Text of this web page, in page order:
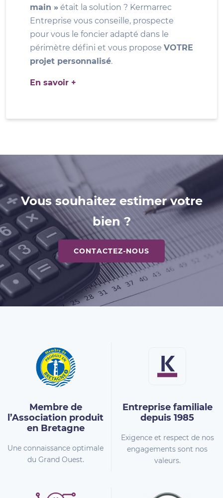
main » était la solution ? Kermarrec
Entreprise vous conseille, prospecte
pour vous le foncier adapté dans le
périmètre défini et vous propose VOTRE
projet personnalisé.
En savoir +
Vous souhaitez estimer votre
bien ?
CONTACTEZ-NOUS
Membre de
l’Association produit
en Bretagne
Une connaissance optimale
du Grand Ouest.
Entreprise familiale
depuis 1985
Exigence et respect de nos
engagements sont nos
valeurs.